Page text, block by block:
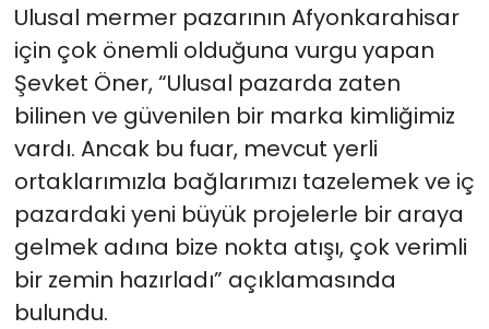
Ulusal mermer pazarının Afyonkarahisar
için çok önemli olduğuna vurgu yapan
Şevket Öner, “Ulusal pazarda zaten
bilinen ve güvenilen bir marka kimliğimiz
vardı. Ancak bu fuar, mevcut yerli
ortaklarımızla bağlarımızı tazelemek ve iç
pazardaki yeni büyük projelerle bir araya
gelmek adına bize nokta atışı, çok verimli
bir zemin hazırladı” açıklamasında
bulundu.